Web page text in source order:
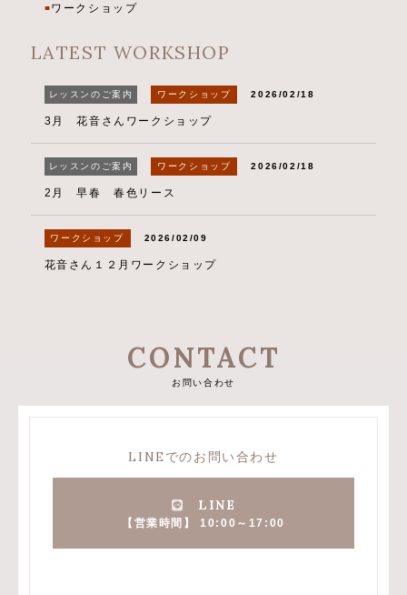
■ワークショップ
LATEST WORKSHOP
レッスンのご案内 ワークショップ 2026/02/18
3月 花音さんワークショップ
レッスンのご案内 ワークショップ 2026/02/18
2月 早春 春色リース
ワークショップ 2026/02/09
花音さん１２月ワークショップ
CONTACT
お問い合わせ
LINEでのお問い合わせ
LINE
【営業時間】 10:00～17:00